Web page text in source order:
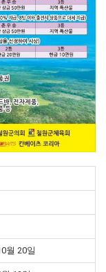
월 20일